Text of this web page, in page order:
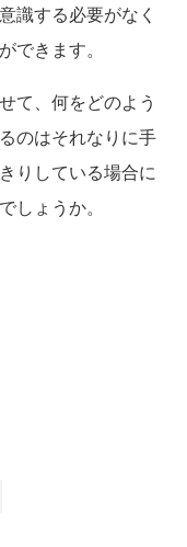
識する必要がなく
できます。
て、何をどのよう
のはそれなりに手
りしている場合に
しょうか。